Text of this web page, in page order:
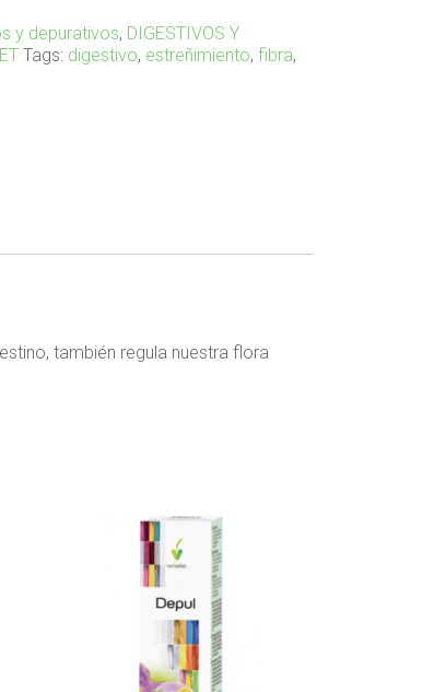
y depurativos, DIGESTIVOS Y
Tags: digestivo, estreñimiento, fibra,
también regula nuestra flora